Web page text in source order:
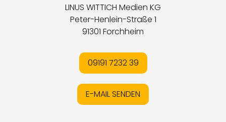
LINUS WITTICH Medien KG
Peter-Henlein-Straße 1
91301 Forchheim
09191 7232 39
E-MAIL SENDEN